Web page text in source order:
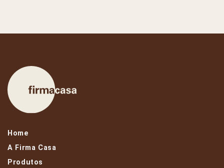
Home
A Firma Casa
Produtos